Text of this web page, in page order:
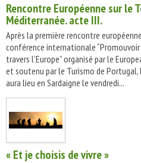
Rencontre Européenne sur le
Méditerranée. acte III.
Après la première rencontre
conférence internationale
travers l’Europe” organisé par le
et soutenu par le Turismo de
aura lieu en Sardaigne le vendredi...
« Et je choisis de vivre »